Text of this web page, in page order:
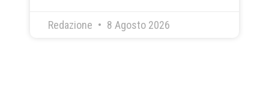
Redazione 8 Agosto 2026